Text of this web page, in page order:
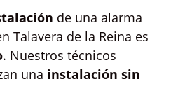
de una alarma
Talavera de la Reina es
. Nuestros técnicos
una instalación sin